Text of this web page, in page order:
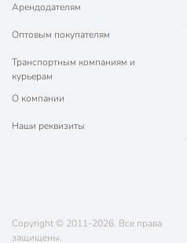
Арендодателям
Оптовым покупателям
Транспортным компаниям и
курьерам
О компании
Наши реквизиты
Copyright © 2011-2026. Все права
защищены.